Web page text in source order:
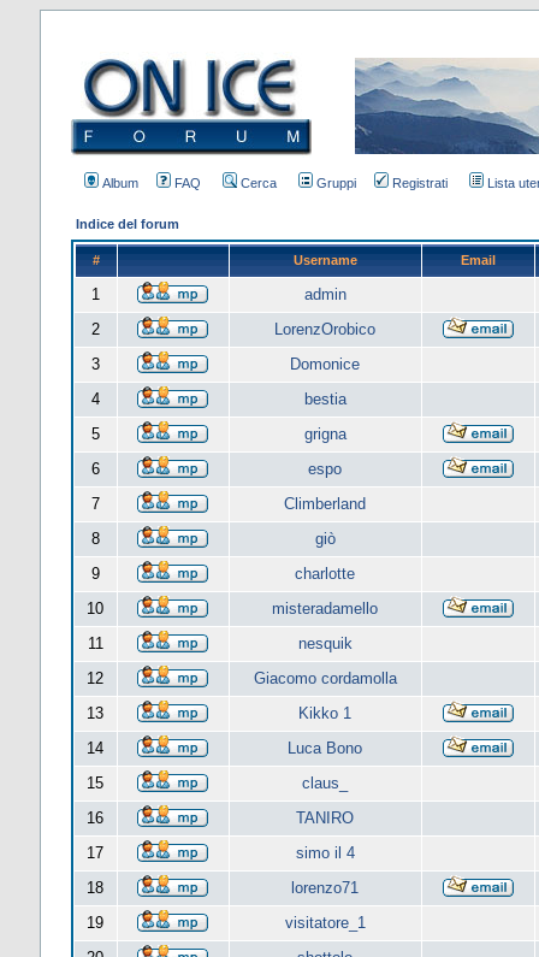
Album FAQ Cerca Gruppi Registrati Lista
Indice del forum
# Username Email
1
admin
2
LorenzOrobico
3
Domonice
4
bestia
5
grigna
6
espo
7
Climberland
8
giò
9
charlotte
10
misteradamello
11
nesquik
12
Giacomo cordamolla
13
Kikko 1
14
Luca Bono
15
claus_
16
TANIRO
17
simo il 4
18
lorenzo71
19
visitatore_1